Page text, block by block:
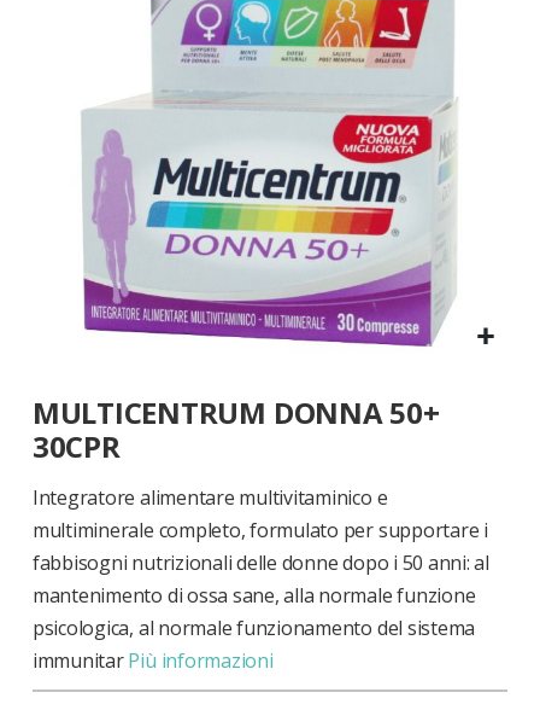
all'inizio
della
galleria
di
immagini
MULTICENTRUM DONNA 50+
30CPR
Integratore alimentare multivitaminico e
multiminerale completo, formulato per supportare i
fabbisogni nutrizionali delle donne dopo i 50 anni: al
mantenimento di ossa sane, alla normale funzione
psicologica, al normale funzionamento del sistema
immunitarPiù informazioni